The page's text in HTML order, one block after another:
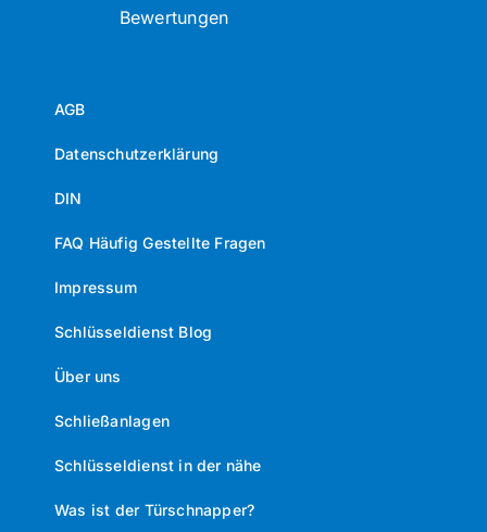
Bewertungen
AGB
Datenschutzerklärung
DIN
FAQ Häufig Gestellte Fragen
Impressum
Schlüsseldienst Blog
Über uns
Schließanlagen
Schlüsseldienst in der nähe
Was ist der Türschnapper?